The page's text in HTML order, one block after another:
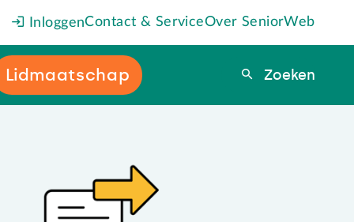
InloggenContact & ServiceOver SeniorWeb
Lidmaatschap Zoeken
Zoeken